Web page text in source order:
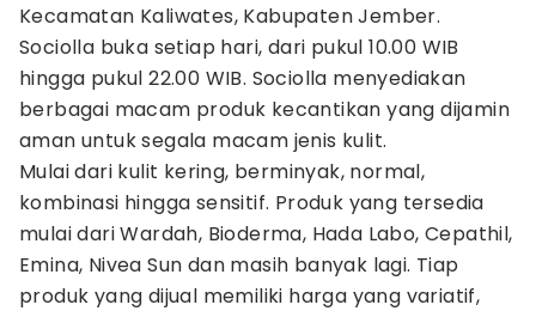
Kecamatan Kaliwates, Kabupaten Jember.
Sociolla buka setiap hari, dari pukul 10.00 WIB
hingga pukul 22.00 WIB. Sociolla menyediakan
berbagai macam produk kecantikan yang dijamin
aman untuk segala macam jenis kulit.
Mulai dari kulit kering, berminyak, normal,
kombinasi hingga sensitif. Produk yang tersedia
mulai dari Wardah, Bioderma, Hada Labo, Cepathil,
Emina, Nivea Sun dan masih banyak lagi. Tiap
produk yang dijual memiliki harga yang variatif,